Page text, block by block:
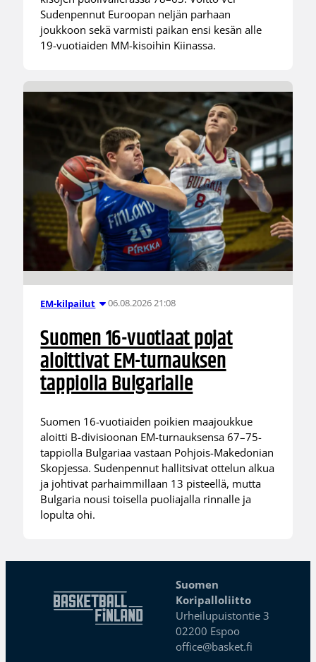
Sudenpennut Euroopan neljän parhaan
joukkoon sekä varmisti paikan ensi kesän alle
19-vuotiaiden MM-kisoihin Kiinassa.
EM-kilpailut 06.08.2026 21:08
Suomen 16-vuotiaat pojat
aloittivat EM-turnauksen
tappiolla Bulgarialle
Suomen 16-vuotiaiden poikien maajoukkue
aloitti B-divisioonan EM-turnauksensa 67–75-
tappiolla Bulgariaa vastaan Pohjois-Makedonian
Skopjessa. Sudenpennut hallitsivat ottelun alkua
ja johtivat parhaimmillaan 13 pisteellä, mutta
Bulgaria nousi toisella puoliajalla rinnalle ja
lopulta ohi.
Suomen
Koripalloliitto
Urheilupuistontie 3
02200 Espoo
office@basket.fi